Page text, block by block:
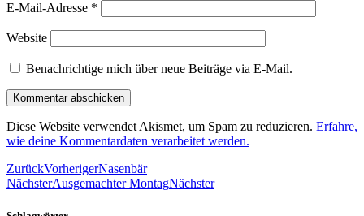
E-Mail-Adresse *
Website
Benachrichtige mich über neue Beiträge via E-Mail.
Diese Website verwendet Akismet, um Spam zu reduzieren. Erfahre,
wie deine Kommentardaten verarbeitet werden.
ZurückVorherigerNasenbär
NächsterAusgemachter MontagNächster